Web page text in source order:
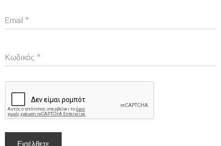
Email
Κωδικός
Εισέλθετε